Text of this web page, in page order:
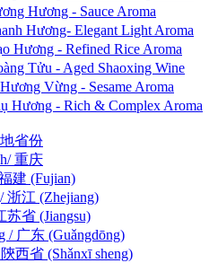
Hương - Sauce Aroma
Hương- Elegant Light Aroma
Hương - Refined Rice Aroma
Tửu - Aged Shaoxing Wine
Vừng - Sesame Aroma
Hương - Rich & Complex Aroma
省份
重庆
建 (Fujian)
浙江 (Zhejiang)
苏省 (Jiangsu)
/ 广东 (Guǎngdōng)
西省 (Shǎnxī sheng)